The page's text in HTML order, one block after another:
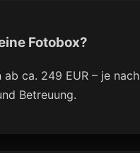
Fotobox?
ca. 249 EUR – je nach
Betreuung.